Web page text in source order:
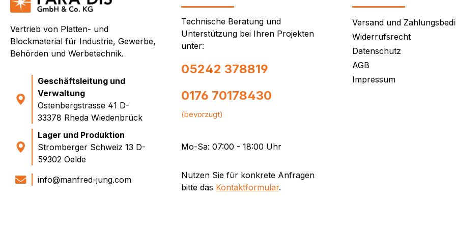
Vertrieb von Platten- und
Blockmaterial für Industrie, Gewerbe,
Behörden und Werbetechnik.
Geschäftsleitung und
Verwaltung
Ostenbergstrasse 41 D-
33378 Rheda Wiedenbrück
Lager und Produktion
Stromberger Schweiz 13 D-
59302 Oelde
info@manfred-jung.com
Technische Beratung und
Unterstützung bei Ihren Projekten
unter:
05242 378819
0176 70178430
(bevorzugt)
Mo-Sa: 07:00 - 18:00 Uhr
Nutzen Sie für konkrete Anfragen
bitte das Kontaktformular.
Versand und
Widerrufsrecht
Datenschutz
AGB
Impressum